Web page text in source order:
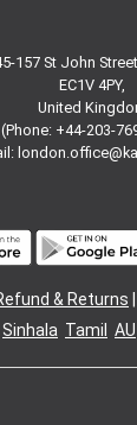
157 St John
EC1V 4PY,
United
(Phone: +44-203-
& Returns
Sinhala Tamil AU